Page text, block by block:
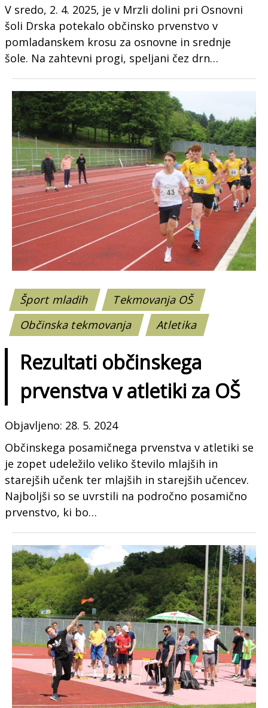
V sredo, 2. 4. 2025, je v Mrzli dolini pri Osnovni
šoli Drska potekalo občinsko prvenstvo v
pomladanskem krosu za osnovne in srednje
šole. Na zahtevni progi, speljani čez drn…
Šport mladih
Tekmovanja OŠ
Občinska tekmovanja
Atletika
Rezultati občinskega
prvenstva v atletiki za OŠ
Objavljeno: 28. 5. 2024
Občinskega posamičnega prvenstva v atletiki se
je zopet udeležilo veliko število mlajših in
starejših učenk ter mlajših in starejših učencev.
Najboljši so se uvrstili na področno posamično
prvenstvo, ki bo…